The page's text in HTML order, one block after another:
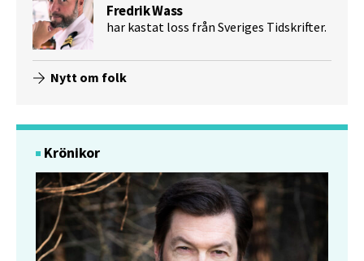
Fredrik Wass
har kastat loss från Sveriges Tidskrifter.
Nytt om folk
Krönikor